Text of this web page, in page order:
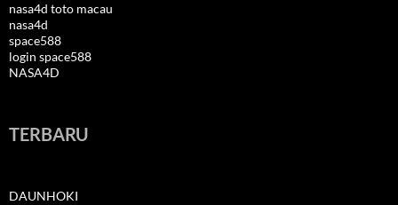
nasa4d toto macau
nasa4d
space588
login space588
NASA4D
TERBARU
DAUNHOKI